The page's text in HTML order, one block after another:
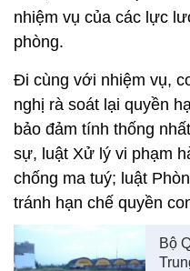
nhiệm vụ của các lực
phòng.
Đi cùng với nhiệm vụ,
nghị rà soát lại quyền
bảo đảm tính thống
sự, luật Xử lý vi phạm
chống ma tuý; luật
tránh hạn chế quyền
Bộ